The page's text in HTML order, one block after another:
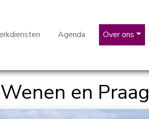
Agenda Over ons
en Praag